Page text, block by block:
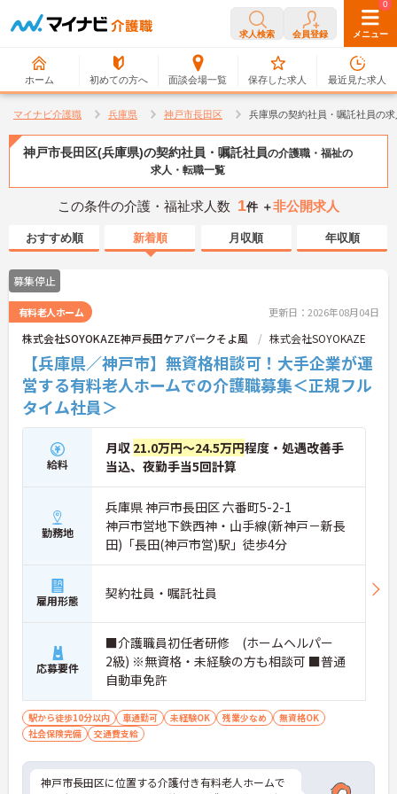
求人検索 会員登録 メニュー
ホーム 初めての方へ 面談会場一覧
0
保存した求人
0
最近見た求人
マイナビ介護職 兵庫県 神戸市長田区 兵庫県の契約社員・嘱託社員の
神戸市長田区(兵庫県)の契約社員・嘱託社員の介護職・福祉の
求人・転職一覧
この条件の介護・福祉求人数 1件 ＋非公開求人
おすすめ順 新着順 月収順 年収順
募集停止
有料老人ホーム 更新日：2026年08月04日
株式会社SOYOKAZE神戸長田ケアパークそよ風 株式会社SOYOKAZE
【兵庫県／神戸市】無資格相談可！大手企業が運
営する有料老人ホームでの介護職募集＜正規フル
タイム社員＞
給料
月収 21.0万円～24.5万円程度・処遇改善手
当込、夜勤手当5回計算
勤務地
兵庫県 神戸市長田区 六番町5-2-1
神戸市営地下鉄西神・山手線(新神戸－新長
田)「長田(神戸市営)駅」徒歩4分
雇用形態 契約社員・嘱託社員
応募要件
■介護職員初任者研修 (ホームヘルパー
2級) ※無資格・未経験の方も相談可 ■普通
自動車免許
駅から徒歩10分以内 車通勤可 未経験OK 残業少なめ
無資格OK
社会保険完備
交通費支給
神戸市長田区に位置する介護付き有料老人ホームで